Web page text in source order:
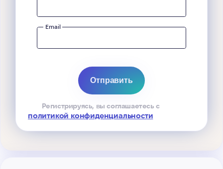
Email
Регистрируясь, вы соглашаетесь с
политикой конфиденциальности